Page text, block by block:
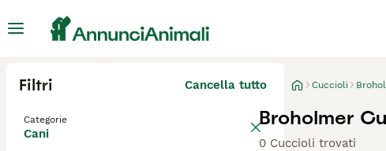
Filtri Cancella tutto
Categorie
Cani
Cuccioli
Broholmer
0 Cuccioli trovati